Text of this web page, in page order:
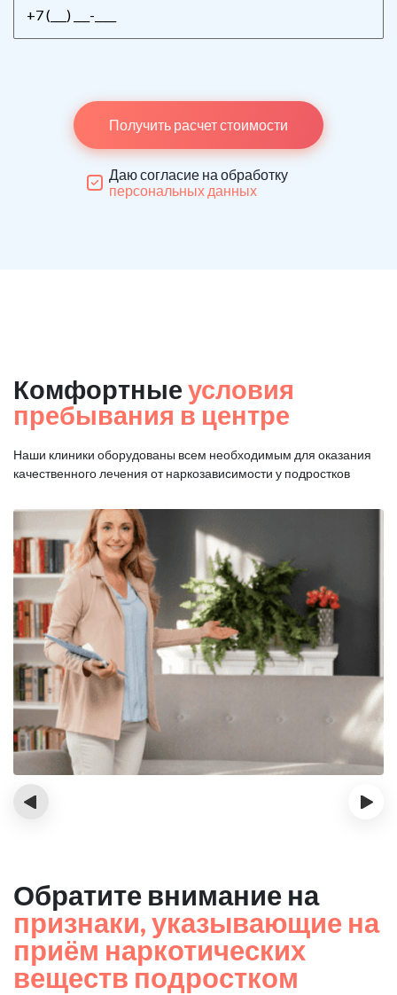
Получить расчет стоимости
Даю согласие на обработку
персональных данных
Комфортные условия
пребывания в центре
Наши клиники оборудованы всем необходимым для оказания
качественного лечения от наркозависимости у подростков
‹ ›
Обратите внимание на
признаки, указывающие на
приём наркотических
веществ подростком